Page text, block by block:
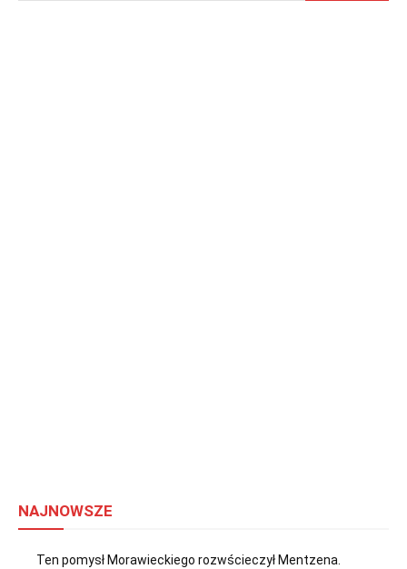
NAJNOWSZE
Ten pomysł Morawieckiego rozwścieczył Mentzena.